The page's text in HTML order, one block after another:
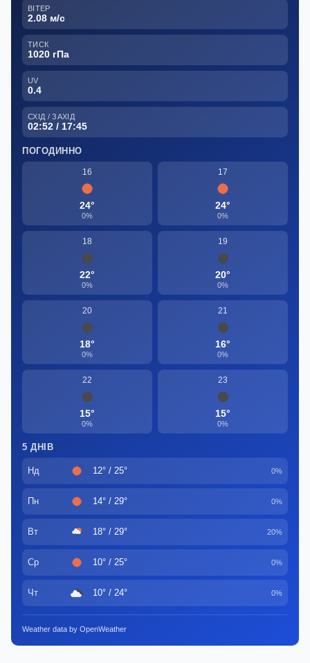
ВІТЕР
2.08 м/с
ТИСК
1020 гПа
UV
0.4
СХІД / ЗАХІД
02:52 / 17:45
ПОГОДИННО
16
24°
0%
17
24°
0%
18
22°
0%
19
20°
0%
20
18°
0%
21
16°
0%
22
15°
0%
23
15°
0%
5 ДНІВ
Нд 12° / 25° 0%
Пн 14° / 29° 0%
Вт 18° / 29° 20%
Ср 10° / 25° 0%
Чт 10° / 24° 0%
Weather data by OpenWeather